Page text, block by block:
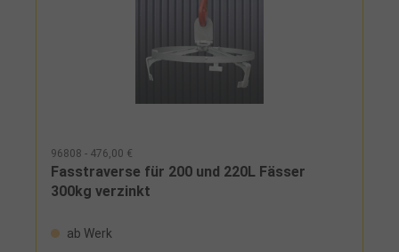
96808 - 476,00 €
Fasstraverse für 200 und 220L Fässer
300kg verzinkt
ab Werk